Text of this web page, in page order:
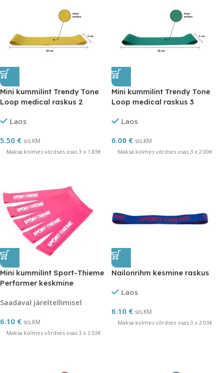
Mini kummilint Trendy Tone
Loop medical raskus 2
Laos
5.50 € sis.KM
Maksa kolmes võrdses osas 3 x 1.83€
Mini kummilint Trendy Tone
Loop medical raskus 3
Laos
6.00 € sis.KM
Maksa kolmes võrdses osas 3 x 2.00€
Mini kummilint Sport-Thieme
Performer keskmine
Saadaval järeltellimisel
6.10 € sis.KM
Maksa kolmes võrdses osas 3 x 2.03€
Nailonrihm kesmine raskus
Laos
6.10 € sis.KM
Maksa kolmes võrdses osas 3 x 2.03€